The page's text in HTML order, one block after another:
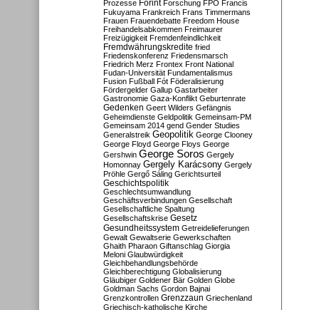
Prozesse Forint Forschung FPÖ Francis
Fukuyama Frankreich Frans Timmermans
Frauen Frauendebatte Freedom House
Freihandelsabkommen Freimaurer
Freizügigkeit Fremdenfeindlichkeit
Fremdwährungskredite fried
Friedenskonferenz Friedensmarsch
Friedrich Merz Frontex Front National
Fudan-Universität Fundamentalismus
Fusion Fußball Fót Föderalisierung
Fördergelder Gallup Gastarbeiter
Gastronomie Gaza-Konflikt Geburtenrate
Gedenken Geert Wilders Gefängnis
Geheimdienste Geldpolitik Gemeinsam-PM
Gemeinsam 2014 gend Gender Studies
Generalstreik Geopolitik George Clooney
George Floyd George Floys George
Gershwin George Soros Gergely
Homonnay Gergely Karácsony Gergely
Pröhle Gergő Sáling Gerichtsurteil
Geschichtspolitik
Geschlechtsumwandlung
Geschäftsverbindungen Gesellschaft
Gesellschaftliche Spaltung
Gesellschaftskrise Gesetz
Gesundheitssystem Getreidelieferungen
Gewalt Gewaltserie Gewerkschaften
Ghaith Pharaon Giftanschlag Giorgia
Meloni Glaubwürdigkeit
Gleichbehandlungsbehörde
Gleichberechtigung Globalisierung
Gläubiger Goldener Bär Golden Globe
Goldman Sachs Gordon Bajnai
Grenzkontrollen Grenzzaun Griechenland
Griechisch-katholische Kirche